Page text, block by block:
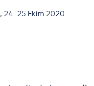
24-25 Ekim 2020